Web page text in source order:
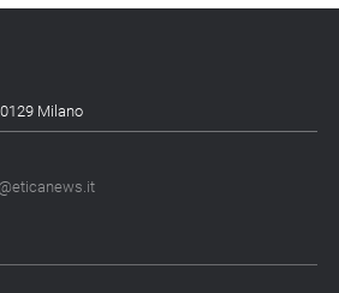
gli impatti ESG degli
oltre 20 appuntamenti
da 500 mln
Milano